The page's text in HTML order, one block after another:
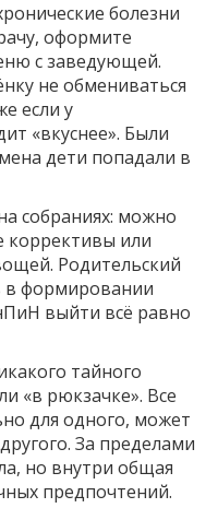
болезни
оформите
с заведующей.
не обмениваться
если у
«вкуснее». Были
дети попадали в
собраниях: можно
коррективы или
Родительский
в формировании
выйти всё равно
тайного
«в рюкзачке». Все
для одного, может
За пределами
но внутри общая
предпочтений.